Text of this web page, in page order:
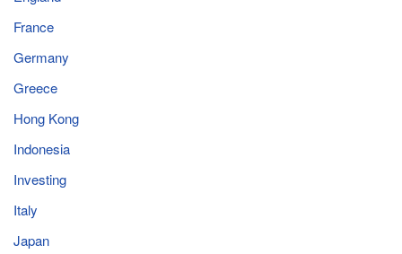
France
Germany
Greece
Hong Kong
Indonesia
Investing
Italy
Japan